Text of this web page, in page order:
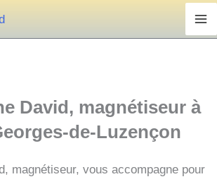
David, magnétiseur à
de-Luzençon
magnétiseur, vous accompagne pour